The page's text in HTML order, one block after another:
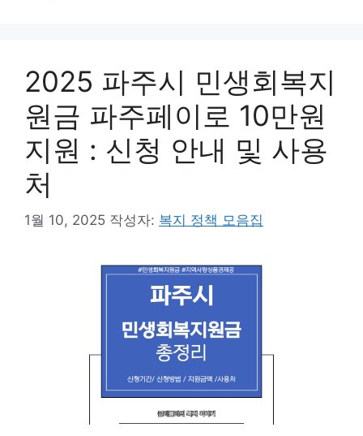
2025 파주시 민생회복지
원금 파주페이로 10만원
지원 : 신청 안내 및 사용
처
1월 10, 2025 작성자: 복지 정책 모음집